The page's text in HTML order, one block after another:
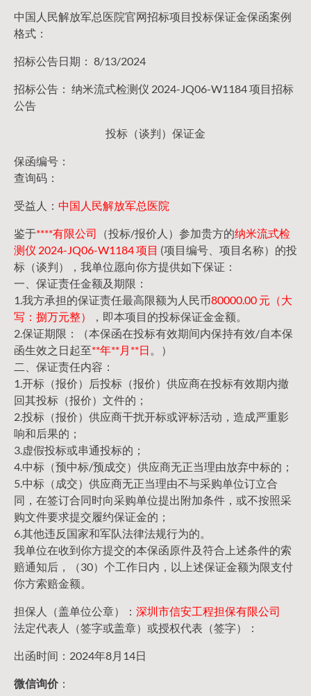
中国人民解放军总医院官网招标项目投标保证金保函案例
格式：
招标公告日期： 8/13/2024
招标公告： 纳米流式检测仪 2024-JQ06-W1184 项目招标
公告
投标（谈判）保证金
保函编号：
查询码：
受益人： 中国人民解放军总医院
鉴于****有限公司 （投标/报价人）参加贵方的纳米流式检
测仪 2024-JQ06-W1184 项目 (项目编号、项目名称）的投
标（谈判），我单位愿向你方提供如下保证：
一、保证责任金额及期限：
1.我方承担的保证责任最高限额为人民币80000.00 元（大
写：捌万元整）
，即本项目的投标保证金金额。
2.保证期限：（本保函在投标有效期间内保持有效/自本保
函生效之日起至**年**月**日 。）
二、保证责任内容：
1.开标（报价）后投标（报价）供应商在投标有效期内撤
回其投标（报价）文件的；
2.投标（报价）供应商干扰开标或评标活动，造成严重影
响和后果的；
3.虚假投标或串通投标的；
4.中标（预中标/预成交）供应商无正当理由放弃中标的；
5.中标（成交）供应商无正当理由不与采购单位订立合
同，在签订合同时向采购单位提出附加条件，或不按照采
购文件要求提交履约保证金的；
6.其他违反国家和军队法律法规行为的。
我单位在收到你方提交的本保函原件及符合上述条件的索
赔通知后，（30）个工作日内，以上述保证金额为限支付
你方索赔金额。
担保人（盖单位公章）： 深圳市信安工程担保有限公司
法定代表人（签字或盖章）或授权代表（签字）：
出函时间：2024年8月14日
微信询价：